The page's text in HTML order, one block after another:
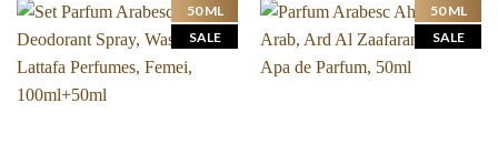
50 ML
SALE
50 ML
SALE